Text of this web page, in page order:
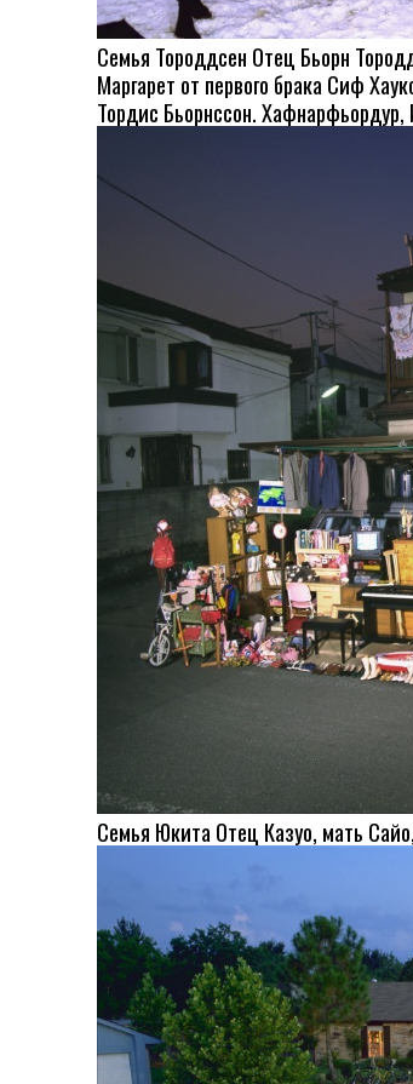
Семья Тороддсен Отец Бьорн
Маргарет от первого брака Сиф
Тордис Бьорнссон.
Семья Юкита Отец Казуо, мать